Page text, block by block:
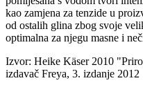
kao zamjena za tenzide u
od ostalih glina zbog svoje
optimalna za njegu masne i
Izvor: Heike Käser 2010
izdavač Freya, 3. izdanje 2012